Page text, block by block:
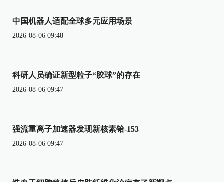
中国机器人适配全球多元应用场景
2026-08-06 09:48
科研人员确证新型粒子“胶球”的存在
2026-08-06 09:47
强流重离子加速器发现新核素铪-153
2026-08-06 09:47